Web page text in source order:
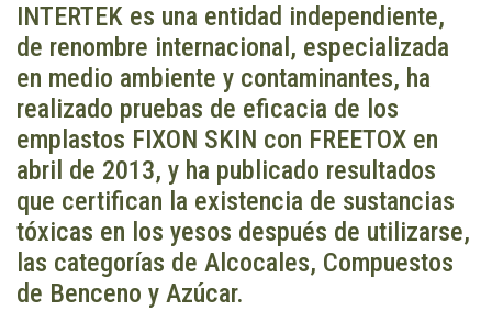
INTERTEK es una entidad independiente,
de renombre internacional, especializada
en medio ambiente y contaminantes, ha
realizado pruebas de eficacia de los
emplastos FIXON SKIN con FREETOX en
abril de 2013, y ha publicado resultados
que certifican la existencia de sustancias
tóxicas en los yesos después de utilizarse,
las categorías de Alcocales, Compuestos
de Benceno y Azúcar.